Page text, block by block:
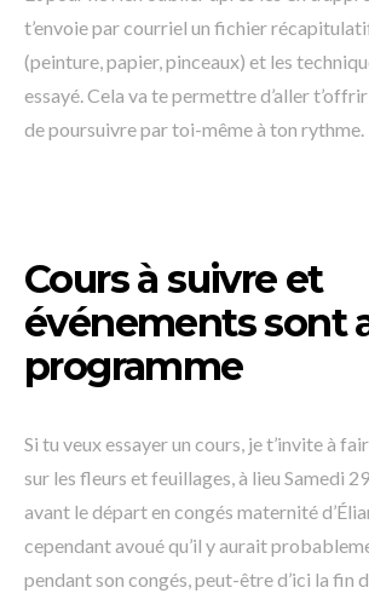
t’envoie par courriel un fichier
(peinture, papier, pinceaux) et les
essayé. Cela va te permettre d’aller
de poursuivre par toi-même à ton rythme.
Cours à suivre et
événements sont
programme
Si tu veux essayer un cours, je t’invite à
sur les fleurs et feuillages, à lieu Samedi
avant le départ en congés maternité
cependant avoué qu’il y aurait
pendant son congés, peut-être d’ici la fin